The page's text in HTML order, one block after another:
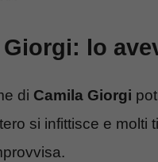
Giorgi: lo
di Camila Giorgi
si infittisce e